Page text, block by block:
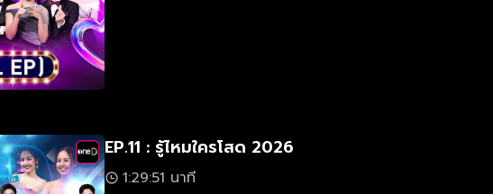
EP.11 : รู้ไหมใครโสด 2026
1:29:51 นาที